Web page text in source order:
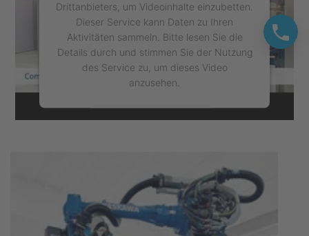
Drittanbieters, um Videoinhalte einzubetten.
Dieser Service kann Daten zu Ihren
Aktivitäten sammeln. Bitte lesen Sie die
Details durch und stimmen Sie der Nutzung
des Service zu, um dieses Video
anzusehen.
Mehr Informationen
Usercentrics Consent
Management Platform